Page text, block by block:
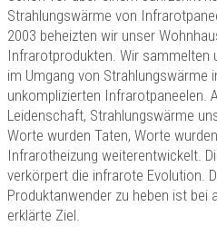
Strahlungswärme von
2003 beheizten wir unser
Infrarotprodukten. Wir sammelten
im Umgang von Strahlungswärme
unkomplizierten Infrarotpaneelen.
Leidenschaft, Strahlungswärme
Worte wurden Taten, Worte
Infrarotheizung weiterentwickelt.
verkörpert die infrarote Evolution.
Produktanwender zu heben ist bei
erklärte Ziel.